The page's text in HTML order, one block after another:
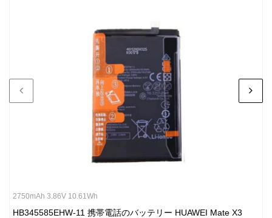
HUAWEI Huawei Nova 14 Pro 対応バッテリー
HUAWEI HUAWEI Mate 50 Pro 対応バッテリー
HUAWEI HUAWEI Mate 50 対応バッテリー
2750mAh 3.86V 10.61Wh
HB345585EHW-11 携帯電話のバッテリー HUAWEI Mate X3